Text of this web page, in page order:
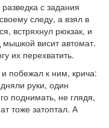
с задания
следу, а взял в
встряхнул рюкзак, и
мышкой висит автомат.
их перехватить.
побежал к ним, крича:
руки, один
поднимать, не глядя,
тоже затоптал. А